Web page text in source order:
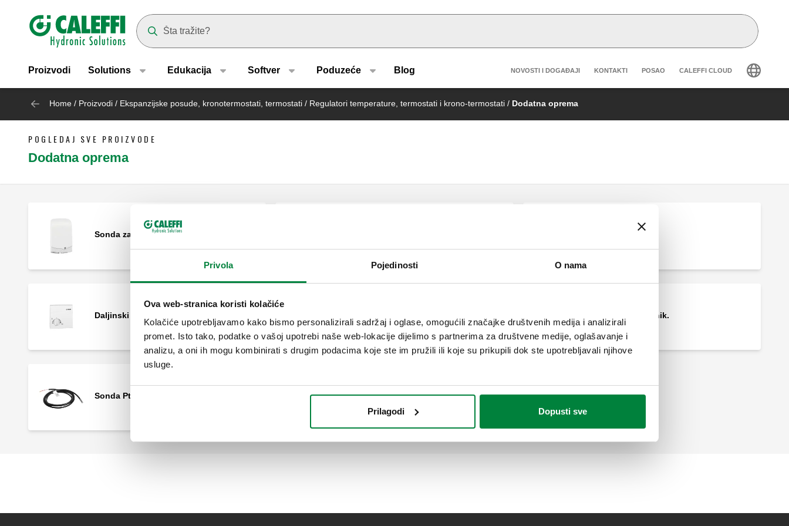
Privola Pojedinosti O nama
Ova web-stranica koristi kolačiće
Kolačiće upotrebljavamo kako bismo personalizirali sadržaj i oglase, omogućili značajke društvenih medija i analizirali
promet. Isto tako, podatke o vašoj upotrebi naše web-lokacije dijelimo s partnerima za društvene medije, oglašavanje i
analizu, a oni ih mogu kombinirati s drugim podacima koje ste im pružili ili koje su prikupili dok ste upotrebljavali njihove
usluge.
Prilagodi Dopusti sve
Header main navigation
Proizvodi Solutions Edukacija Softver Poduzeće Blog Header secondary navigation
NOVOSTI I DOGAĐAJI KONTAKTI POSAO CALEFFI CLOUD
Home / Proizvodi / Ekspanzijske posude, kronotermostati, termostati / Regulatori temperature, termostati i krono-termostati / Dodatna oprema
POGLEDAJ SVE PROIZVODE
Dodatna oprema
Sonda za vanjsku temperaturu.
Daljinski regulator.
161010.
Navlaka za osjetnik.
Sonda Pt1000, Ø6 mm.